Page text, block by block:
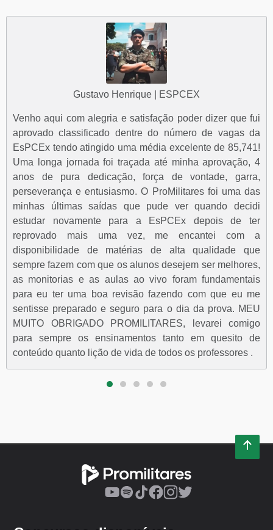
Gustavo Henrique | ESPCEX
Venho aqui com alegria e satisfação poder dizer que fui
aprovado classificado dentre do número de vagas da
EsPCEx tendo atingido uma média excelente de 85,741!
Uma longa jornada foi traçada até minha aprovação, 4
anos de pura dedicação, força de vontade, garra,
perseverança e entusiasmo. O ProMilitares foi uma das
minhas últimas saídas que pude ver quando decidi
estudar novamente para a EsPCEx depois de ter
reprovado mais uma vez, me encantei com a
disponibilidade de matérias de alta qualidade que
sempre fazem com que os alunos desejem ser melhores,
as monitorias e as aulas ao vivo foram fundamentais
para eu ter uma boa revisão fazendo com que eu me
sentisse preparado e seguro para o dia da prova. MEU
MUITO OBRIGADO PROMILITARES, levarei comigo
para sempre os ensinamentos tanto em quesito de
conteúdo quanto lição de vida de todos os professores .